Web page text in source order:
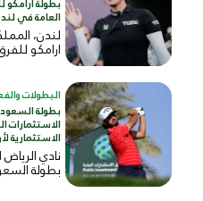
بطولة
العامة في
لندن،
ارامكو
البطولات
بطولة
الاستثمارات
الاستثمارية
نادي
بطولة